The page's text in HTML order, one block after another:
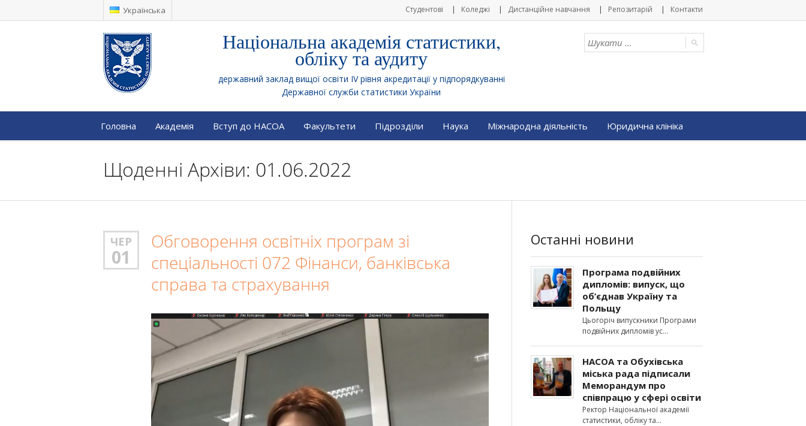
Українська Студентові Коледжі Дистанційне навчання Репозитарій Контакти
Національна академія статистики,
обліку та аудиту
державний заклад вищої освіти IV рівня акредитації у підпорядкуванні
Державної служби статистики України
Головна Академія Вступ до НАСОА Факультети Підрозділи Наука Міжнародна діяльність Юридична клініка
Щоденні Архіви: 01.06.2022
ЧЕР
01
Обговорення освітніх програм зі
спеціальності 072 Фінанси, банківська
справа та страхування
Останні новини
Програма подвійних
дипломів: випуск, що
об’єднав Україну та
Польщу
Цьогоріч випускники Програми
подвійних дипломів ус
НАСОА та Обухівська
міська рада підписали
Меморандум про
співпрацю у сфері освіти
Ректор Національної академії
статистики, обліку та